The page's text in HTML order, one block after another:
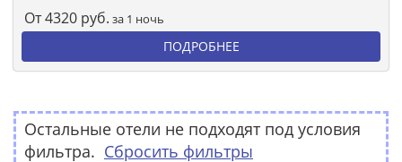
От4320 руб. за 1 ночь
ПОДРОБНЕЕ
Остальные отели не подходят под условия
фильтра. Сбросить фильтры